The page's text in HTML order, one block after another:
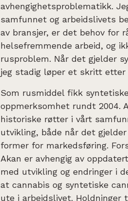
avhengighetsproblematikk.
samfunnet og arbeidslivets
av bransjer, er det behov for
helsefremmende arbeid, og
rusproblem. Når det gjelder
jeg stadig løper et skritt etter
Som rusmiddel fikk
oppmerksomhet rundt 2004.
historiske røtter i vårt
utvikling, både når det
former for markedsføring.
Akan er avhengig av
med utvikling og endringer i
at cannabis og syntetiske
ute i arbeidslivet. Holdninger